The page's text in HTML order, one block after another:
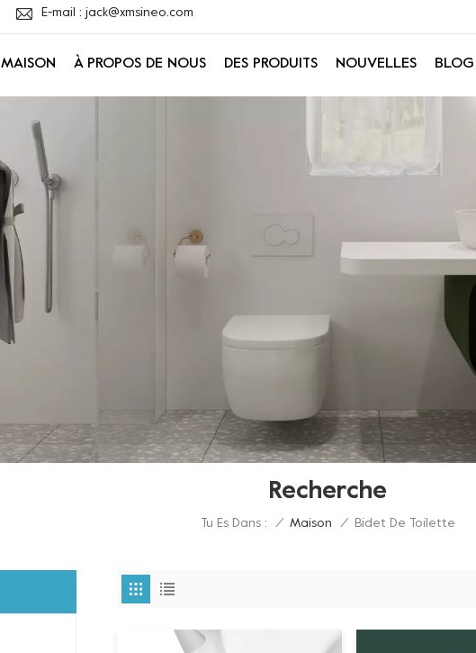
E-mail : jack@xmsineo.com
MAISON À PROPOS DE NOUS DES PRODUITS NOUVELLES BLOG
Recherche
Tu Es Dans : / Maison / Bidet De Toilette